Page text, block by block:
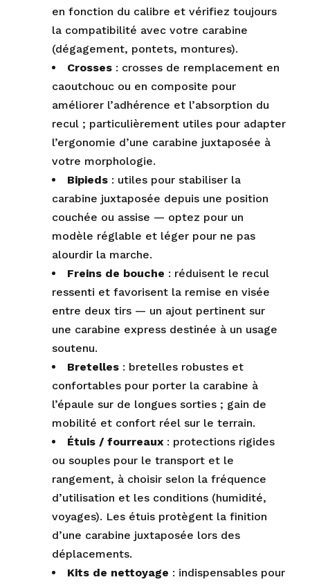
en fonction du calibre et vérifiez toujours
la compatibilité avec votre carabine
(dégagement, pontets, montures).
Crosses : crosses de remplacement en
caoutchouc ou en composite pour
améliorer l’adhérence et l’absorption du
recul ; particulièrement utiles pour adapter
l’ergonomie d’une carabine juxtaposée à
votre morphologie.
Bipieds : utiles pour stabiliser la
carabine juxtaposée depuis une position
couchée ou assise — optez pour un
modèle réglable et léger pour ne pas
alourdir la marche.
Freins de bouche : réduisent le recul
ressenti et favorisent la remise en visée
entre deux tirs — un ajout pertinent sur
une carabine express destinée à un usage
soutenu.
Bretelles : bretelles robustes et
confortables pour porter la carabine à
l’épaule sur de longues sorties ; gain de
mobilité et confort réel sur le terrain.
Étuis / fourreaux : protections rigides
ou souples pour le transport et le
rangement, à choisir selon la fréquence
d’utilisation et les conditions (humidité,
voyages). Les étuis protègent la finition
d’une carabine juxtaposée lors des
déplacements.
Kits de nettoyage : indispensables pour